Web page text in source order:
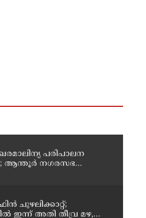
പരിപാലന
; ആന്തൂർ നഗരസഭ
ചുഴലിക്കാറ്റ്;
ഇന്ന് അതി തീവ്ര മഴ,